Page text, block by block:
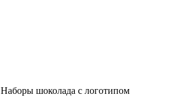
Наборы шоколада с логотипом